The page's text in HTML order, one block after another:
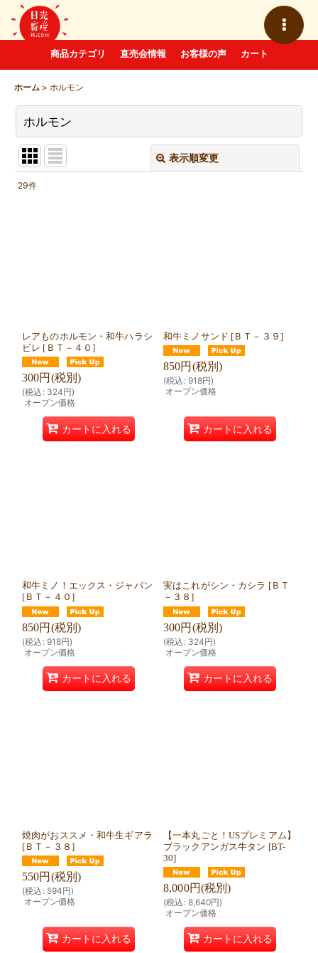
商品カテゴリ 直売会情報 お客様の声 カート
ホーム > ホルモン
ホルモン
表示順変更
29件
レアものホルモン・和牛ハラシ
ビレ [ ＢＴ－４０]
300円 (税別)
(税込 : 324円)
オープン価格
カートに入れる
和牛ミノサンド [ ＢＴ－３９ ]
850円 (税別)
(税込 : 918円)
オープン価格
カートに入れる
和牛ミノ！エックス・ジャパン
[ ＢＴ－４０ ]
850円 (税別)
(税込 : 918円)
オープン価格
カートに入れる
実はこれがシン・カシラ [ＢＴ
－３８]
300円 (税別)
(税込 : 324円)
オープン価格
カートに入れる
焼肉がおススメ・和牛生ギアラ
[ ＢＴ－３８ ]
550円 (税別)
(税込 : 594円)
オープン価格
カートに入れる
【一本丸ごと！USプレミアム】
ブラックアンガス牛タン [BT-
30]
8,000円(税別)
(税込 : 8,640円)
オープン価格
カートに入れる